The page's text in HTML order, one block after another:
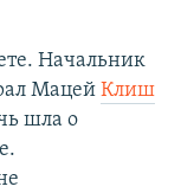
Начальник
Мацей Клиш
шла о